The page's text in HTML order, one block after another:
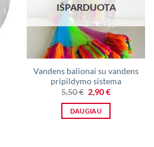
IŠPARDUOTA
Vandens balionai su vandens
pripildymo sistema
5,50€ Original
price
was:
5,50 €.
2,90€Current
DAUGIAU